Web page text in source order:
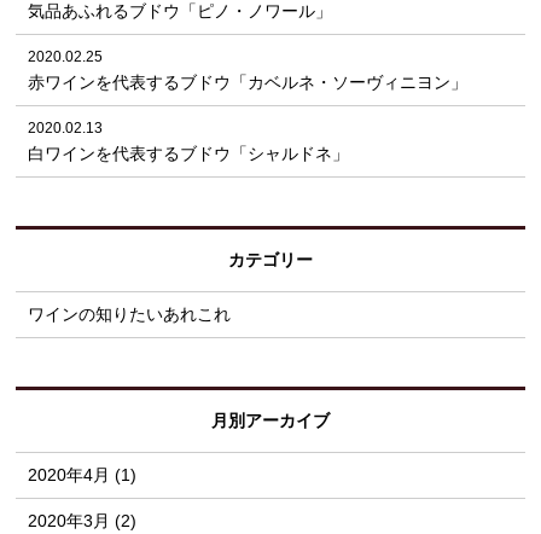
気品あふれるブドウ「ピノ・ノワール」
2020.02.25
赤ワインを代表するブドウ「カベルネ・ソーヴィニヨン」
2020.02.13
白ワインを代表するブドウ「シャルドネ」
カテゴリー
ワインの知りたいあれこれ
月別アーカイブ
2020年4月 (1)
2020年3月 (2)